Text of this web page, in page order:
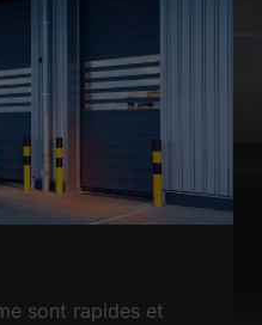
sont rapides et